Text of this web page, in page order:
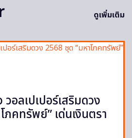
ดูเพิ่มเติม
อลเปเปอร์เสริมดวง
ภคทรัพย์” เด่นเงินตรา